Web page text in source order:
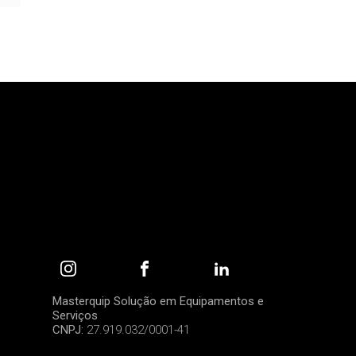
Masterquip Solução em Equipamentos e
Serviços
CNPJ: 27.919.032/0001-41